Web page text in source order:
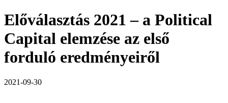
Előválasztás 2021 – a Political
Capital elemzése az első
forduló eredményeiről
2021-09-30